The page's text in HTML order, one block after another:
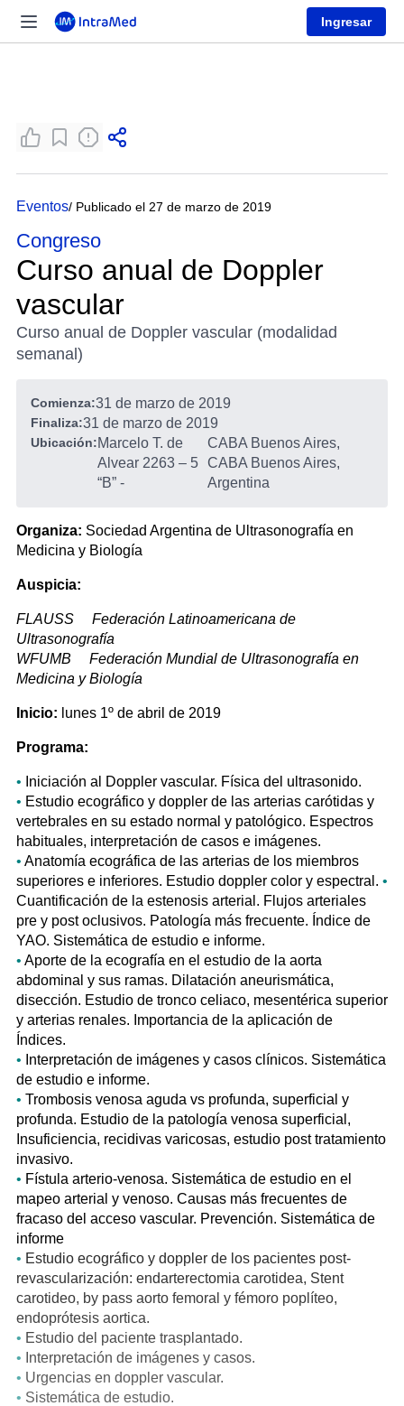
Ingresar
Eventos/ Publicado el 27 de marzo de 2019
Congreso
Curso anual de Doppler
vascular
Curso anual de Doppler vascular (modalidad
semanal)
Comienza:31 de marzo de 2019
Finaliza:31 de marzo de 2019
Ubicación:Marcelo T. de
Alvear 2263 – 5
“B” -
CABA Buenos Aires,
CABA Buenos Aires,
Argentina
Organiza: Sociedad Argentina de Ultrasonografía en
Medicina y Biología
Auspicia:
FLAUSS Federación Latinoamericana de
Ultrasonografía
WFUMB Federación Mundial de Ultrasonografía en
Medicina y Biología
Inicio: lunes 1º de abril de 2019
Programa:
• Iniciación al Doppler vascular. Física del ultrasonido.
• Estudio ecográfico y doppler de las arterias carótidas y
vertebrales en su estado normal y patológico. Espectros
habituales, interpretación de casos e imágenes.
• Anatomía ecográfica de las arterias de los miembros
superiores e inferiores. Estudio doppler color y espectral. •
Cuantificación de la estenosis arterial. Flujos arteriales
pre y post oclusivos. Patología más frecuente. Índice de
YAO. Sistemática de estudio e informe.
• Aporte de la ecografía en el estudio de la aorta
abdominal y sus ramas. Dilatación aneurismática,
disección. Estudio de tronco celiaco, mesentérica superior
y arterias renales. Importancia de la aplicación de
Índices.
• Interpretación de imágenes y casos clínicos. Sistemática
de estudio e informe.
• Trombosis venosa aguda vs profunda, superficial y
profunda. Estudio de la patología venosa superficial,
Insuficiencia, recidivas varicosas, estudio post tratamiento
invasivo.
• Fístula arterio-venosa. Sistemática de estudio en el
mapeo arterial y venoso. Causas más frecuentes de
fracaso del acceso vascular. Prevención. Sistemática de
informe
• Estudio ecográfico y doppler de los pacientes post-
revascularización: endarterectomia carotidea, Stent
carotideo, by pass aorto femoral y fémoro poplíteo,
endoprótesis aortica.
• Estudio del paciente trasplantado.
• Interpretación de imágenes y casos.
• Urgencias en doppler vascular.
• Sistemática de estudio.